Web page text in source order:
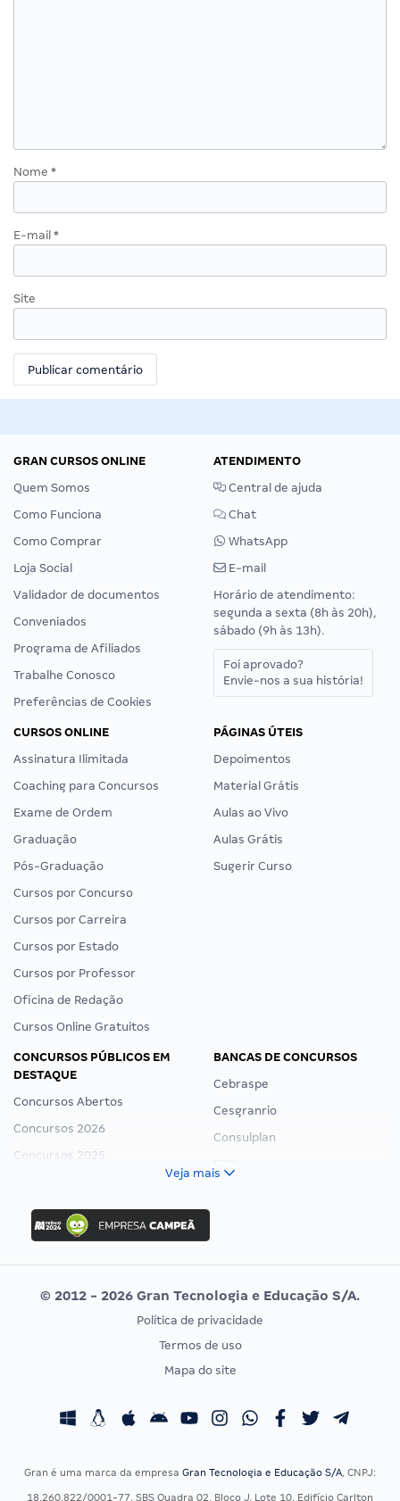
Nome *
E-mail *
Site
GRAN CURSOS ONLINE
Quem Somos
Como Funciona
Como Comprar
Loja Social
Validador de documentos
Conveniados
Programa de Afiliados
Trabalhe Conosco
Preferências de Cookies
ATENDIMENTO
Central de ajuda
Chat
WhatsApp
E-mail
Horário de atendimento:
segunda a sexta (8h às 20h),
sábado (9h às 13h).
Foi aprovado?
Envie-nos a sua história!
CURSOS ONLINE
Assinatura Ilimitada
Coaching para Concursos
Exame de Ordem
Graduação
Pós-Graduação
Cursos por Concurso
Cursos por Carreira
Cursos por Estado
Cursos por Professor
Oficina de Redação
Cursos Online Gratuitos
PÁGINAS ÚTEIS
Depoimentos
Material Grátis
Aulas ao Vivo
Aulas Grátis
Sugerir Curso
CONCURSOS PÚBLICOS EM
DESTAQUE
Concursos Abertos
Concursos 2026
Concursos 2025
Concurso Ibama
Concurso MPU
Editais publicados
BANCAS DE CONCURSOS
Cebraspe
Cesgranrio
Consulplan
Vunesp
CONCURSOS POR PROFISSÃO
Concursos Fiscais
EXAME DE ORDEM
Calendário OAB
Veja mais
© 2012 - 2026 Gran Tecnologia e Educação S/A.
Política de privacidade
Termos de uso
Mapa do site
Gran é uma marca da empresa Gran Tecnologia e Educação S/A, CNPJ:
18.260.822/0001-77, SBS Quadra 02, Bloco J, Lote 10, Edifício Carlton